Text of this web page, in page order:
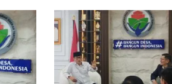
Sumbar
05 August 2026 10:33 WIB